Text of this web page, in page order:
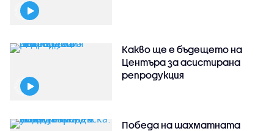
Какво ще е бъдещето на
Центъра за асистирана
репродукция
Победа на шахматната